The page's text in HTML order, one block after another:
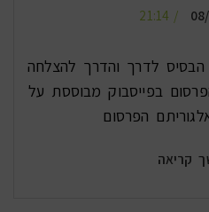
21:14
לדרך והדרך להצלחה
בפייסבוק מבוססת על
הפרסום
קריאה